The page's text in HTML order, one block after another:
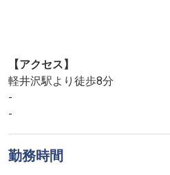
【アクセス】
軽井沢駅より徒歩8分
-
-
勤務時間